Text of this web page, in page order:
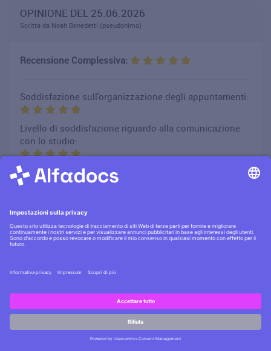
OPINIONE DEL 25.06.2026
Scritta da Noah Benedetti (pseudonimo)
Recensione Complessiva:
Soddisfazione sull'organizzazione degli appuntamenti:
Livello di soddisfazione riguardo alla comunicazione
con lo studio:
Voto all'atteggiamento del nostro personale nei suoi
confronti:
Soddisfazione complessiva del servizio ricevuto nello
studio
Si
Suggerirebbe lo studio a un suo conoscente:
Commento del paziente:.
Scrivici